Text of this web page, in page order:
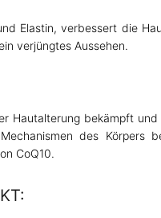
Elastin, verbessert die
verjüngtes Aussehen.
Hautalterung bekämpft und
des Körpers
CoQ10.